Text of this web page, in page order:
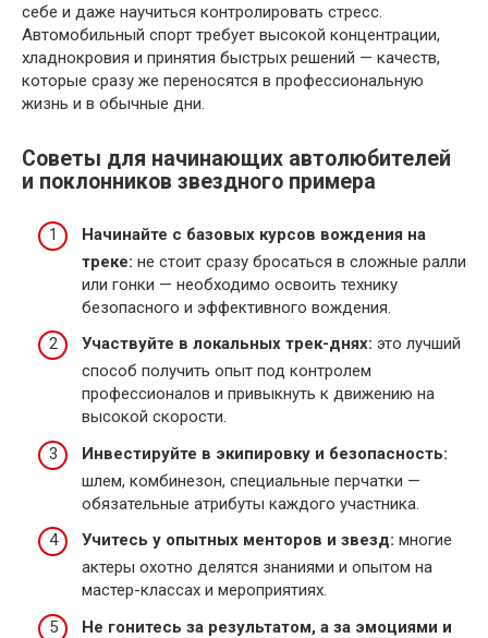
себе и даже научиться контролировать стресс.
Автомобильный спорт требует высокой концентрации,
хладнокровия и принятия быстрых решений — качеств,
которые сразу же переносятся в профессиональную
жизнь и в обычные дни.
Советы для начинающих автолюбителей
и поклонников звездного примера
Начинайте с базовых курсов вождения на
треке: не стоит сразу бросаться в сложные ралли
или гонки — необходимо освоить технику
безопасного и эффективного вождения.
Участвуйте в локальных трек-днях: это лучший
способ получить опыт под контролем
профессионалов и привыкнуть к движению на
высокой скорости.
Инвестируйте в экипировку и безопасность:
шлем, комбинезон, специальные перчатки —
обязательные атрибуты каждого участника.
Учитесь у опытных менторов и звезд: многие
актеры охотно делятся знаниями и опытом на
мастер-классах и мероприятиях.
Не гонитесь за результатом, а за эмоциями и